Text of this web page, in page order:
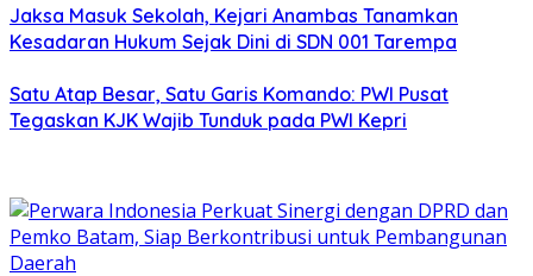
Jaksa Masuk Sekolah, Kejari Anambas Tanamkan
Kesadaran Hukum Sejak Dini di SDN 001 Tarempa
Satu Atap Besar, Satu Garis Komando: PWI Pusat
Tegaskan KJK Wajib Tunduk pada PWI Kepri